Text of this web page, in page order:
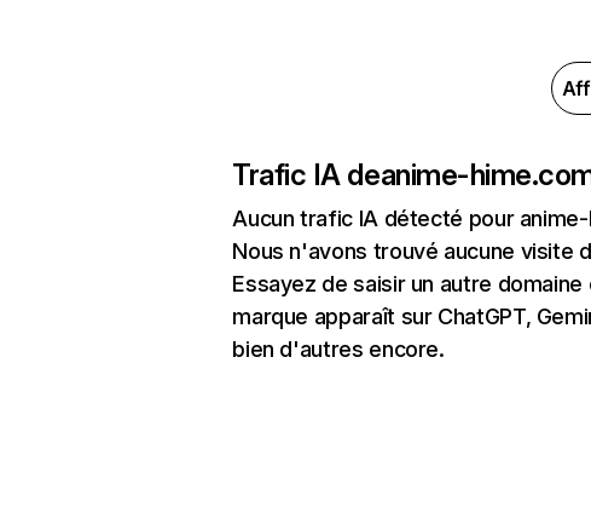
Trafic IA deanime-
Aucun trafic IA détecté pour
Nous n'avons trouvé aucune visite
Essayez de saisir un autre
marque apparaît sur ChatGPT,
bien d'autres encore.